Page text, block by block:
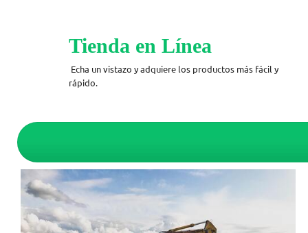
Tienda en Línea
Echa un vistazo y adquiere los productos más fácil y
rápido.